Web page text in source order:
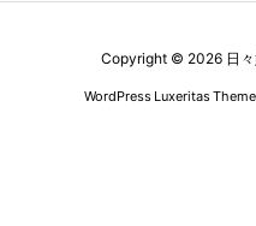
Copyright © 2026 日
WordPress Luxeritas